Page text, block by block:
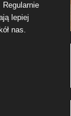
Regularnie
lepiej
nas.